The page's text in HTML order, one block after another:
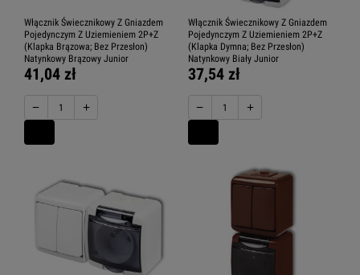
Włącznik Świecznikowy Z Gniazdem
Pojedynczym Z Uziemieniem 2P+Z
(Klapka Brązowa; Bez Przesłon)
Natynkowy Brązowy Junior
41,04 zł
− +
Włącznik Świecznikowy Z Gniazdem
Pojedynczym Z Uziemieniem 2P+Z
(Klapka Dymna; Bez Przesłon)
Natynkowy Biały Junior
37,54 zł
− +